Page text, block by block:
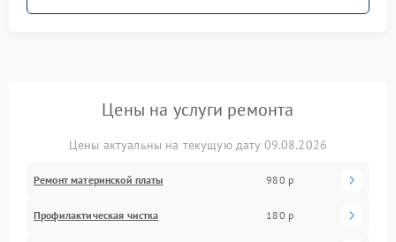
Цены на услуги ремонта
Цены актуальны на текущую дату 09.08.2026
Ремонт материнской платы 980 р
Профилактическая чистка 180 р